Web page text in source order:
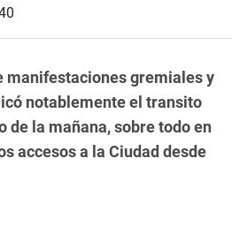
manifestaciones gremiales y
notablemente el transito
de la mañana, sobre todo en
accesos a la Ciudad desde